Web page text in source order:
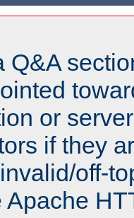
Q&A
or
if they
off-
Apache